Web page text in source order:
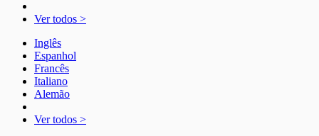
Ver todos >
Inglês
Espanhol
Francês
Italiano
Alemão
Ver todos >